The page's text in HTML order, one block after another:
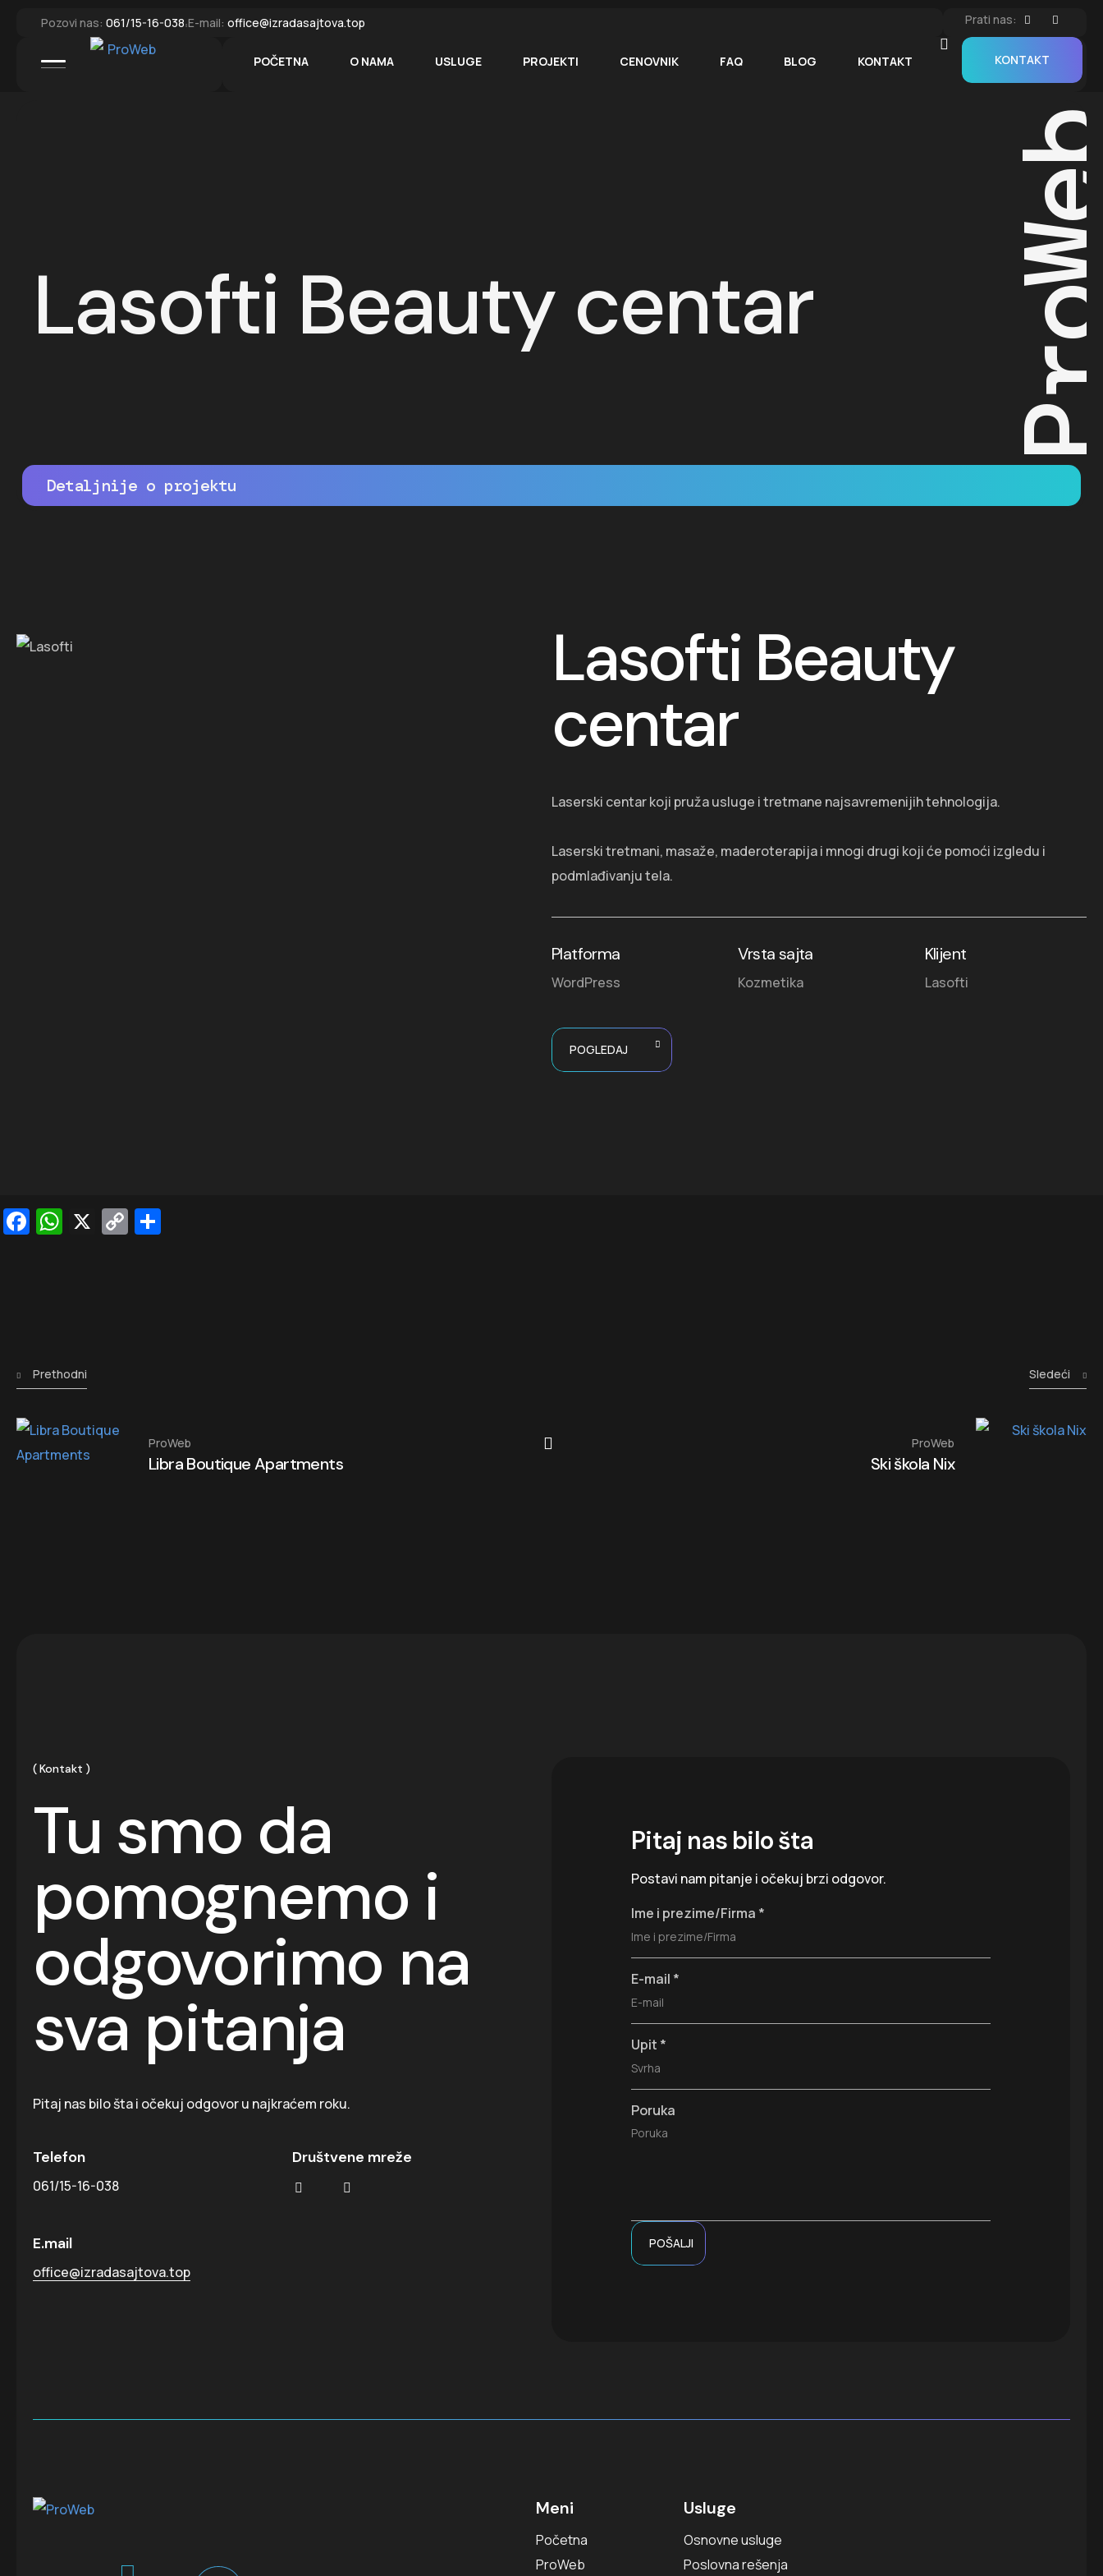
Pozovi nas: 061/15-16-038 E-mail: office@izradasajtova.top Prati nas:
POČETNA O NAMA USLUGE PROJEKTI CENOVNIK FAQ BLOG KONTAKT KONTAKT
Lasofti Beauty centar
Detaljnije o projektu
Lasofti Beauty
centar
Laserski centar koji pruža usluge i tretmane najsavremenijih tehnologija.
Laserski tretmani, masaže, maderoterapija i mnogi drugi koji će pomoći izgledu i
podmlađivanju tela.
Platforma
WordPress
Vrsta sajta
Kozmetika
Klijent
Lasofti
POGLEDAJ
Facebook
WhatsApp
X Copy
Prethodni
ProWeb
Libra Boutique Apartments
Sledeći
ProWeb
Ski škola Nix
Kontakt
Tu smo da
pomognemo i
odgovorimo na
sva pitanja
Pitaj nas bilo šta i očekuj odgovor u najkraćem roku.
Telefon
061/15-16-038
Društvene mreže
E.mail
office@izradasajtova.top
Pitaj nas bilo šta
Postavi nam pitanje i očekuj brzi odgovor.
Ime i prezime/Firma *
E-mail *
Upit *
Poruka
POŠALJI
Meni
Početna
ProWeb
Usluge
Osnovne usluge
Poslovna rešenja